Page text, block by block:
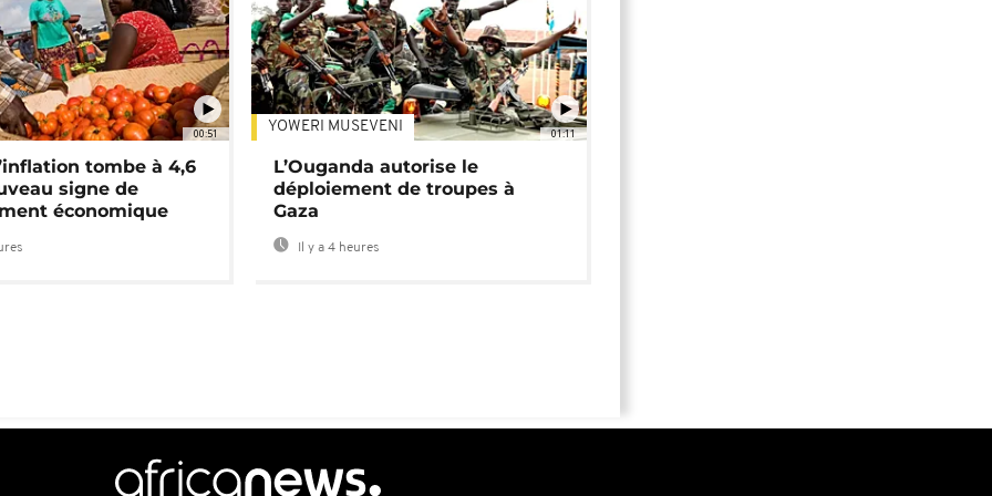
00:51
tombe à 4,6
signe de
économique
01:11
YOWERI MUSEVENI
L’Ouganda autorise le
déploiement de troupes à
Gaza
Il y a 4 heures